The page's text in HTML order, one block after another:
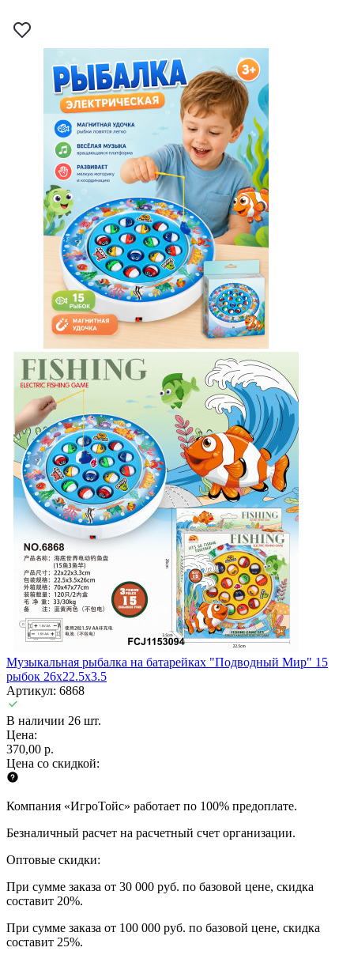
Музыкальная рыбалка на батарейках "Подводный Мир" 15
рыбок 26х22.5х3.5
Артикул: 6868
В наличии 26 шт.
Цена:
370,00 р.
Цена со скидкой:
Компания «ИгроТойс» работает по 100% предоплате.
Безналичный расчет на расчетный счет организации.
Оптовые скидки:
При сумме заказа от 30 000 руб. по базовой цене, скидка
составит 20%.
При сумме заказа от 100 000 руб. по базовой цене, скидка
составит 25%.